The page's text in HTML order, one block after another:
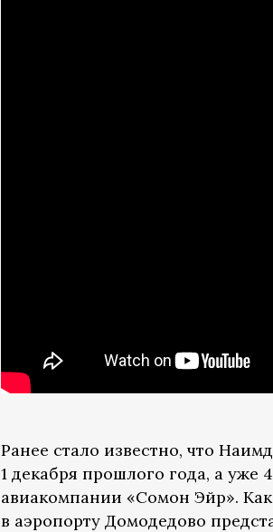
Ранее стало известно, что
1 декабря прошлого года, а уже
авиакомпании «Сомон Эйр».
в аэропорту Домодедово